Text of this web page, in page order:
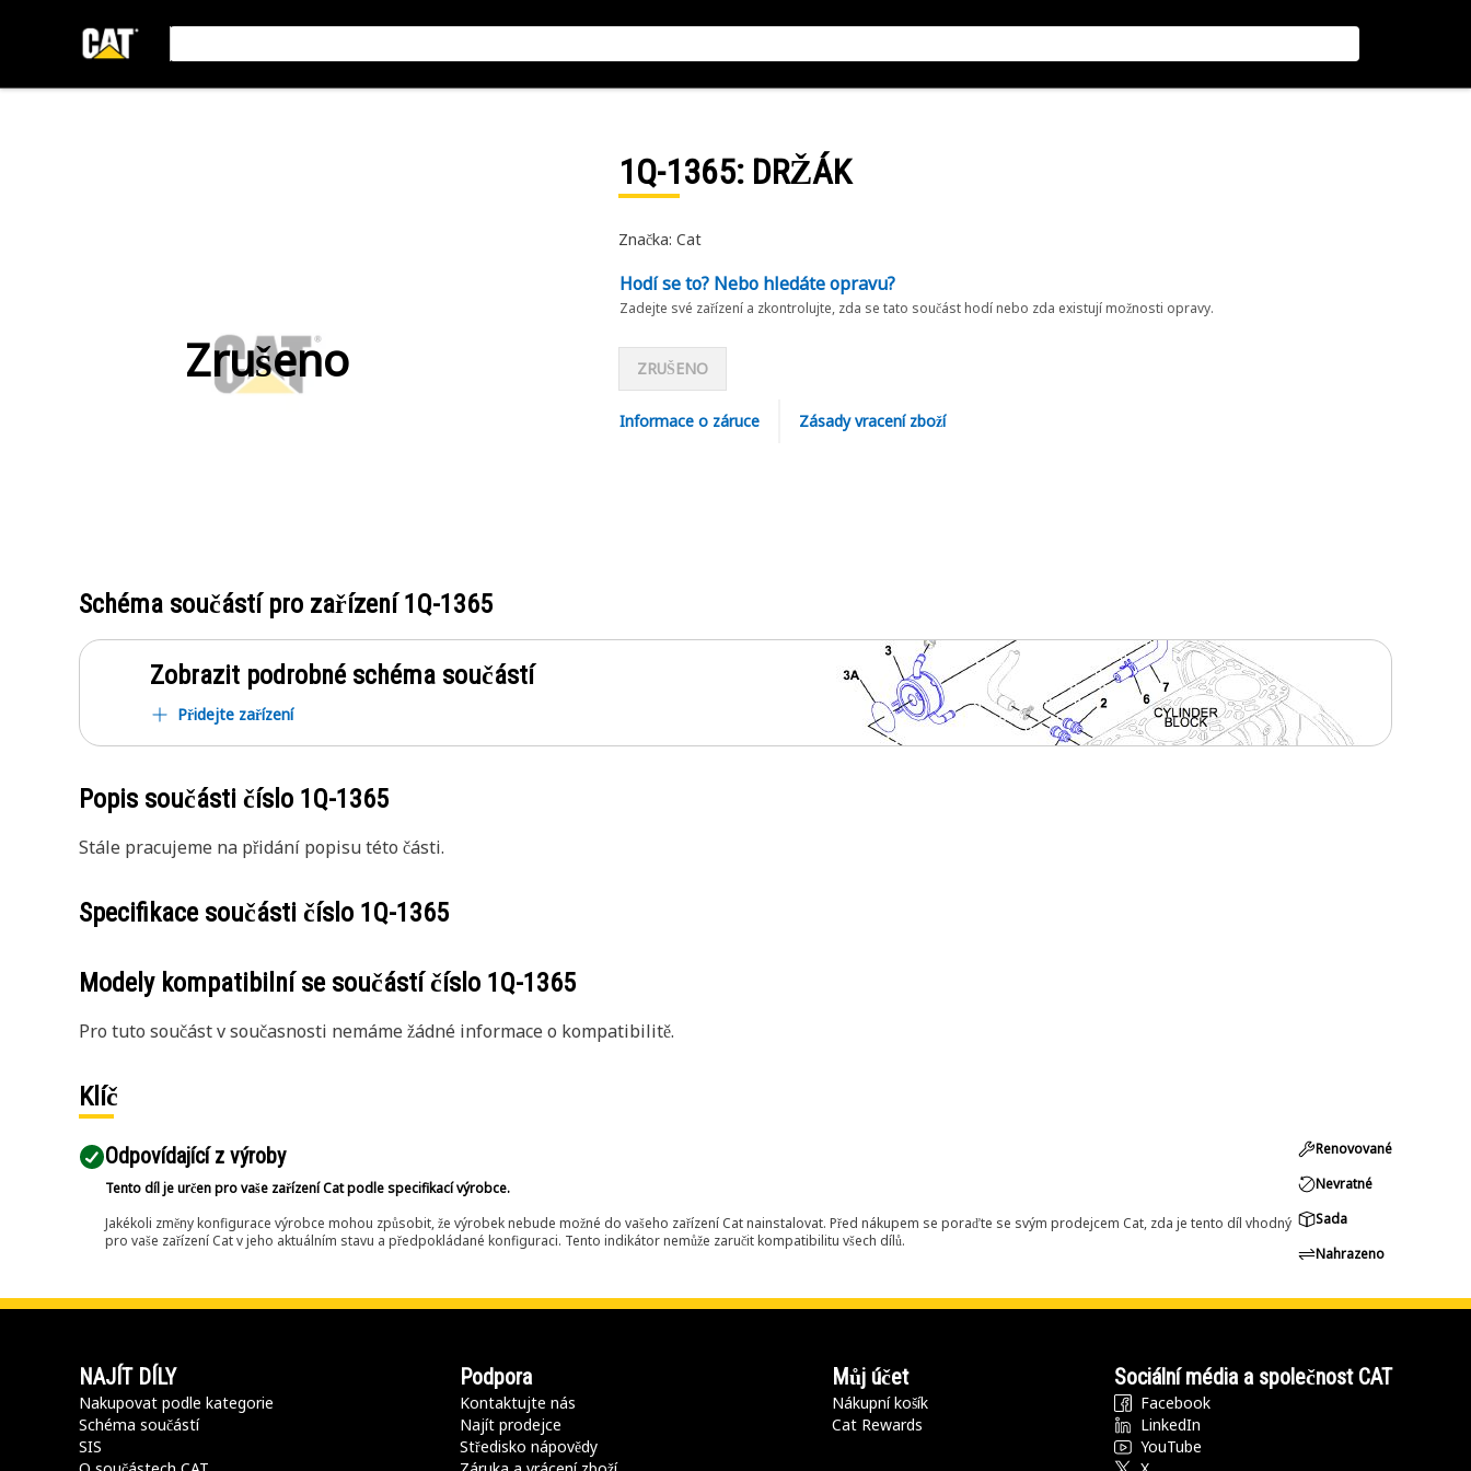
Zrušeno
1Q-1365: DRŽÁK
Značka: Cat
Hodí se to? Nebo hledáte opravu?
Zadejte své zařízení a zkontrolujte, zda se tato součást hodí nebo zda existují možnosti opravy.
ZRUŠENO
Informace o záruce Zásady vracení zboží
Schéma součástí pro zařízení1Q-1365
Zobrazit podrobné schéma součástí
Přidejte zařízení
Popis součásti číslo 1Q-1365
Stále pracujeme na přidání popisu této části.
Specifikace součásti číslo 1Q-1365
Modely kompatibilní se součástí číslo 1Q-1365
Pro tuto součást v současnosti nemáme žádné informace o kompatibilitě.
Klíč
Odpovídající z výroby
Tento díl je určen pro vaše zařízení Cat podle specifikací výrobce.
Jakékoli změny konfigurace výrobce mohou způsobit, že výrobek nebude možné do vašeho zařízení Cat nainstalovat. Před nákupem se poraďte se svým prodejcem Cat, zda je tento díl vhodný
pro vaše zařízení Cat v jeho aktuálním stavu a předpokládané konfiguraci. Tento indikátor nemůže zaručit kompatibilitu všech dílů.
Renovované
Nevratné
Sada
Nahrazeno
NAJÍT DÍLY
Nakupovat podle kategorie
Schéma součástí
SIS
Podpora
Kontaktujte nás
Najít prodejce
Středisko nápovědy
Můj účet
Nákupní košík
Cat Rewards
Sociální média a společnost CAT
Facebook
LinkedIn
YouTube